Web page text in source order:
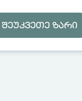
შეუკვეთე ზარი